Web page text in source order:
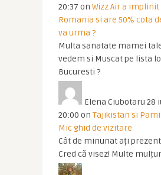
20:37 on Wizz Air a implinit
Romania si are 50% cota
va urma ?
Multa sanatate mamei
vedem si Muscat pe lista
Bucuresti ?
Elena Ciubotaru 28
20:00 on Tajikistan si
Mic ghid de vizitare
Cât de minunat ați
Cred că visez! Multe